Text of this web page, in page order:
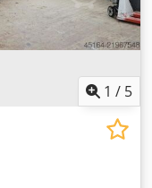
1 / 5